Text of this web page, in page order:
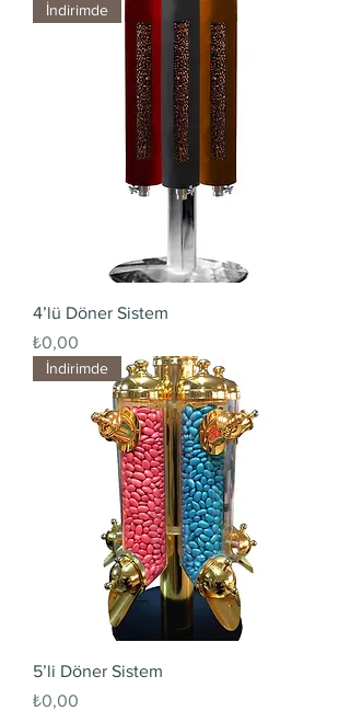
İndirimde
4’lü Döner Sistem
Fiyat
₺0,00
İndirimde
5’li Döner Sistem
Fiyat
₺0,00